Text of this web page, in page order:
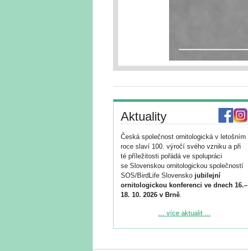
Aktuality
Česká společnost ornitologická v letošním
roce slaví 100. výročí svého vzniku a při
té příležitosti pořádá ve spolupráci
se Slovenskou ornitologickou společností
SOS/BirdLife Slovensko jubilejní
ornitologickou konferenci ve dnech 16.–
18. 10. 2026 v Brně.
Podrobnější informace ke konferenci
Registrovat se můžete do 6. září.
... více aktualit ...